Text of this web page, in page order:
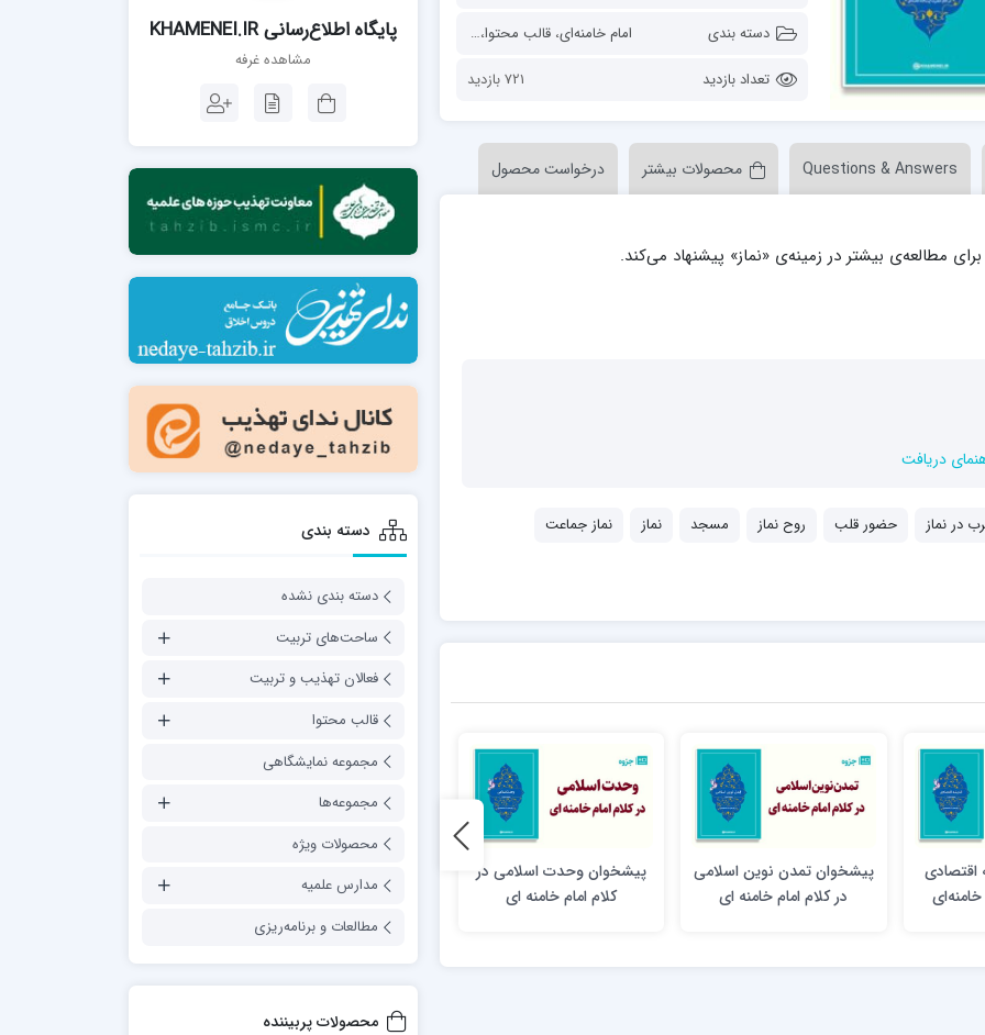
مدرسه امام کاظم علیه السلام
فخریه/ راور
ولایت (امامیه)
مدرسه آخوند (ره) همدان
دسته بندی
امام خامنه‌ای،قالب محتوا، مجموعه‌ها
مقاله و جزوه
تعداد بازدید
721 بازدید
Questions & Answers محصولات بیشتر درخواست محصول
دریافت
در نماز حضور قلب روح نماز مسجد نماز
نماز جماعت
اقتصادی
پیشخوان تمدن نوین اسلامی
در کلام امام خامنه ای
پیشخوان وحدت اسلامی در
کلام امام خامنه ای
خامنه ای
از منظر مقام معظم رهبری
پايگاه اطلاع‌رسانی KHAMENEI.IR
مشاهده غرفه
دسته بندی
دسته بندی نشده
ساحت‌های تربیت
فعالان تهذیب و تربیت
قالب محتوا
مجموعه نمایشگاهی
مجموعه‌ها
محصولات ویژه
مدارس علمیه
مطالعات و برنامه‌ریزی
محصولات پربیننده